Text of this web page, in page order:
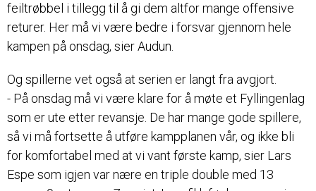
feiltrøbbel i tillegg til å gi dem altfor mange offensive
returer. Her må vi være bedre i forsvar gjennom hele
kampen på onsdag, sier Audun.
Og spillerne vet også at serien er langt fra avgjort.
- På onsdag må vi være klare for å møte et Fyllingenlag
som er ute etter revansje. De har mange gode spillere,
så vi må fortsette å utføre kampplanen vår, og ikke bli
for komfortabel med at vi vant første kamp, sier Lars
Espe som igjen var nære en triple double med 13